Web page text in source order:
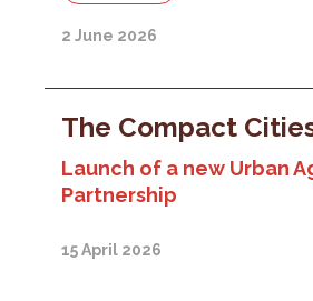
2 June 2026
The Compact
Launch of a new Urban
Partnership
15 April 2026